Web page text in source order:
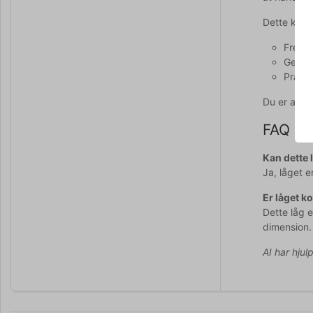
Dette
Du er altid
FAQ
Kan dette
Ja, låget
Er låget
Dette låg
dimension.
AI har